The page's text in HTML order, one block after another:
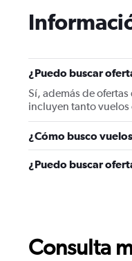
¿Puedo buscar
Sí, además de
incluyen tanto
¿Cómo busco
¿Puedo buscar
Consulta